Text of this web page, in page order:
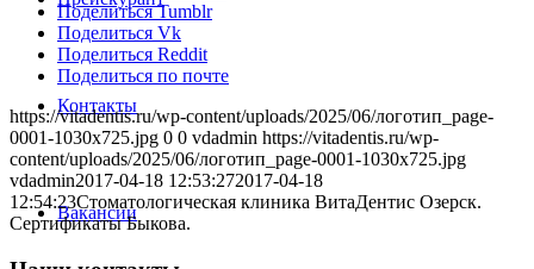
Контакты
Вакансии
Поделиться Tumblr
Поделиться Vk
Поделиться Reddit
Поделиться по почте
https://vitadentis.ru/wp-content/uploads/2025/06/логотип_page-
0001-1030x725.jpg 0 0 vdadmin https://vitadentis.ru/wp-
content/uploads/2025/06/логотип_page-0001-1030x725.jpg
vdadmin2017-04-18 12:53:272017-04-18
12:54:23Стоматологическая клиника ВитаДентис Озерск.
Сертификаты Быкова.